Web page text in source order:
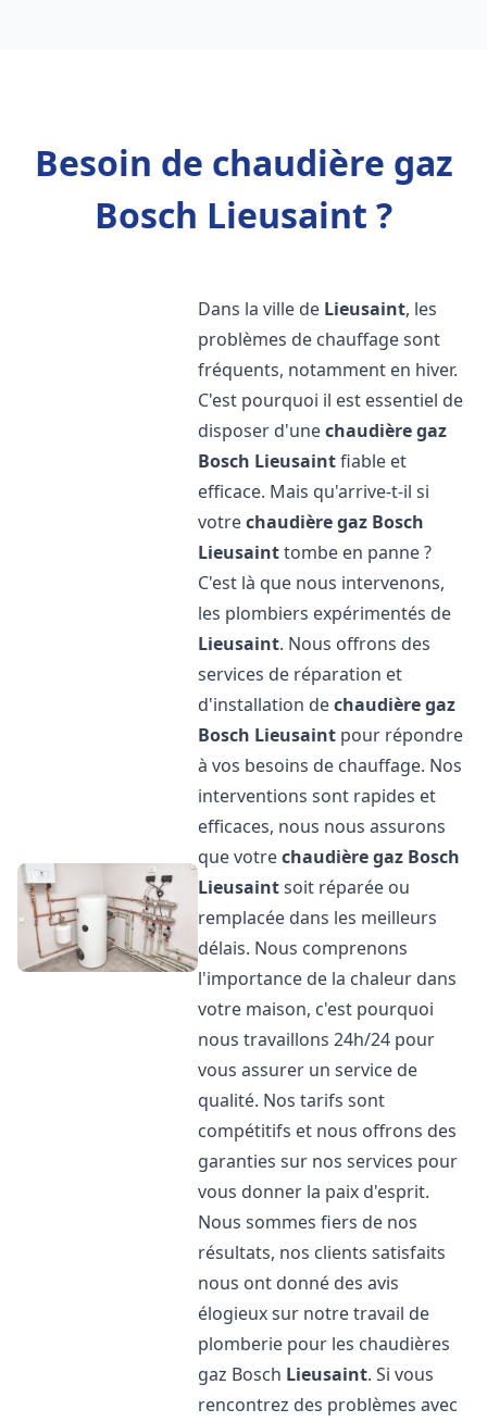
Besoin de chaudière gaz
Bosch Lieusaint ?
Dans la ville de Lieusaint, les
problèmes de chauffage sont
fréquents, notamment en hiver.
C'est pourquoi il est essentiel de
disposer d'unechaudière gaz
Bosch Lieusaintfiable et
efficace. Mais qu'arrive-t-il si
votrechaudière gaz Bosch
Lieusainttombe en panne ?
C'est là que nous intervenons,
les plombiers expérimentés de
Lieusaint. Nous offrons des
services de réparation et
d'installation dechaudière gaz
Bosch Lieusaint pour répondre
à vos besoins de chauffage. Nos
interventions sont rapides et
efficaces, nous nous assurons
que votrechaudière gaz Bosch
Lieusaintsoit réparée ou
remplacée dans les meilleurs
délais. Nous comprenons
l'importance de la chaleur dans
votre maison, c'est pourquoi
nous travaillons 24h/24 pour
vous assurer un service de
qualité. Nos tarifs sont
compétitifs et nous offrons des
garanties sur nos services pour
vous donner la paix d'esprit.
Nous sommes fiers de nos
résultats, nos clients satisfaits
nous ont donné des avis
élogieux sur notre travail de
plomberie pour les chaudières
gaz Bosch Lieusaint. Si vous
rencontrez des problèmes avec